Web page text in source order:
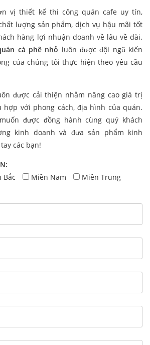
vị thiết kế thi công quán cafe uy tín,
lượng sản phẩm, dịch vụ hậu mãi tốt
hàng lợi nhuận doanh về lâu về dài.
cà phê nhỏ luôn được đội ngũ kiến
của chúng tôi thực hiện theo yêu cầu
được cải thiện nhằm nâng cao giá trị
với phong cách, địa hình của quán.
được đồng hành cùng quý khách
kinh doanh và đưa sản phẩm kinh
các bạn!
Bắc Miền Nam Miền Trung